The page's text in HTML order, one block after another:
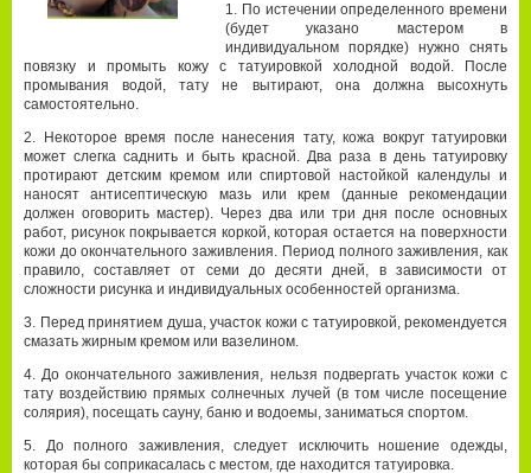
По истечении определенного времени
(будет указано мастером в
индивидуальном порядке) нужно снять
повязку и промыть кожу с татуировкой холодной водой. После
промывания водой, тату не вытирают, она должна высохнуть
самостоятельно.
Некоторое время после нанесения тату, кожа вокруг татуировки
может слегка саднить и быть красной. Два раза в день татуировку
протирают детским кремом или спиртовой настойкой календулы и
наносят антисептическую мазь или крем (данные рекомендации
должен оговорить мастер). Через два или три дня после основных
работ, рисунок покрывается коркой, которая остается на поверхности
кожи до окончательного заживления. Период полного заживления, как
правило, составляет от семи до десяти дней, в зависимости от
сложности рисунка и индивидуальных особенностей организма.
Перед принятием душа, участок кожи с татуировкой, рекомендуется
смазать жирным кремом или вазелином.
До окончательного заживления, нельзя подвергать участок кожи с
тату воздействию прямых солнечных лучей (в том числе посещение
солярия), посещать сауну, баню и водоемы, заниматься спортом.
До полного заживления, следует исключить ношение одежды,
которая бы соприкасалась с местом, где находится татуировка.